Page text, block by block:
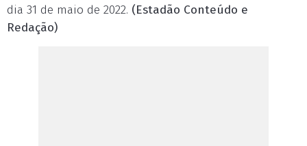
dia 31 de maio de 2022. (Estadão Conteúdo e
Redação)